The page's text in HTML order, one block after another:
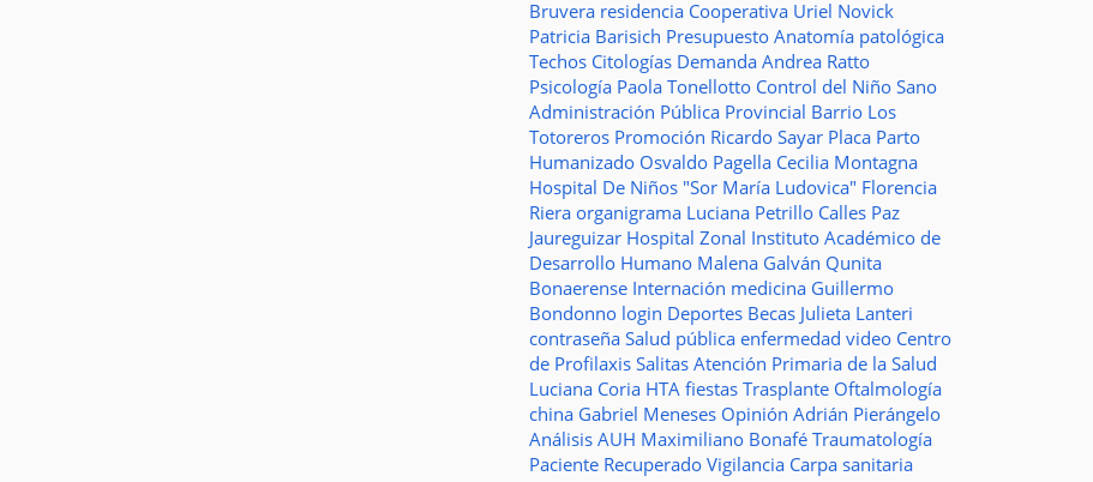
Bruvera residencia Cooperativa Uriel Novick
Patricia Barisich Presupuesto Anatomía patológica
Techos Citologías Demanda Andrea Ratto
Psicología Paola Tonellotto Control del Niño Sano
Administración Pública Provincial Barrio Los
Totoreros Promoción Ricardo Sayar Placa Parto
Humanizado Osvaldo Pagella Cecilia Montagna
Hospital De Niños "Sor María Ludovica" Florencia
Riera organigrama Luciana Petrillo Calles Paz
Jaureguizar Hospital Zonal Instituto Académico de
Desarrollo Humano Malena Galván Qunita
Bonaerense Internación medicina Guillermo
Bondonno login Deportes Becas Julieta Lanteri
contraseña Salud pública enfermedad video Centro
de Profilaxis Salitas Atención Primaria de la Salud
Luciana Coria HTA fiestas Trasplante Oftalmología
china Gabriel Meneses Opinión Adrián Pierángelo
Análisis AUH Maximiliano Bonafé Traumatología
Paciente Recuperado Vigilancia Carpa sanitaria